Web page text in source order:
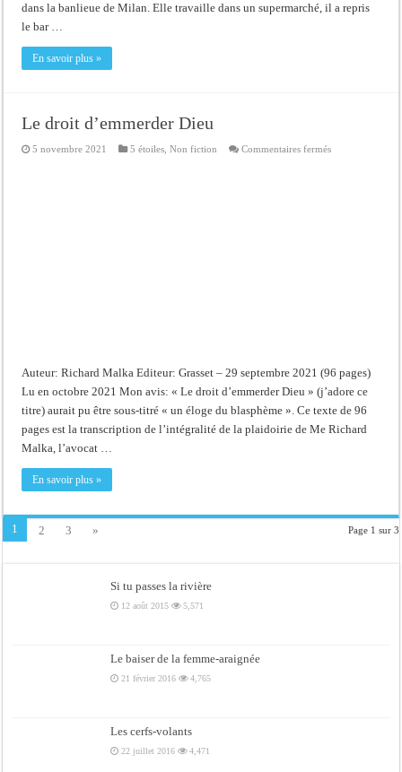
dans la banlieue de Milan. Elle travaille dans un supermarché, il a repris
le bar …
En savoir plus »
Le droit d’emmerder Dieu
5 novembre 2021 5 étoiles ,Non fiction Commentaires ferméssur
Auteur: Richard Malka Editeur: Grasset – 29 septembre 2021 (96 pages)
Lu en octobre 2021 Mon avis: « Le droit d’emmerder Dieu » (j’adore ce
titre) aurait pu être sous-titré « un éloge du blasphème ». Ce texte de 96
pages est la transcription de l’intégralité de la plaidoirie de Me Richard
Malka, l’avocat …
En savoir plus »
Page 1 sur 3
1 2 3 »
Si tu passes la rivière
12 août 2015 5,571
Le baiser de la femme-araignée
21 février 2016 4,765
Les cerfs-volants
22 juillet 2016 4,471